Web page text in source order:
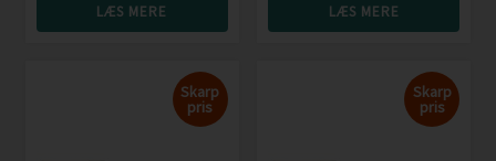
LÆS MERE LÆS MERE
Skarp
pris
Skarp
pris